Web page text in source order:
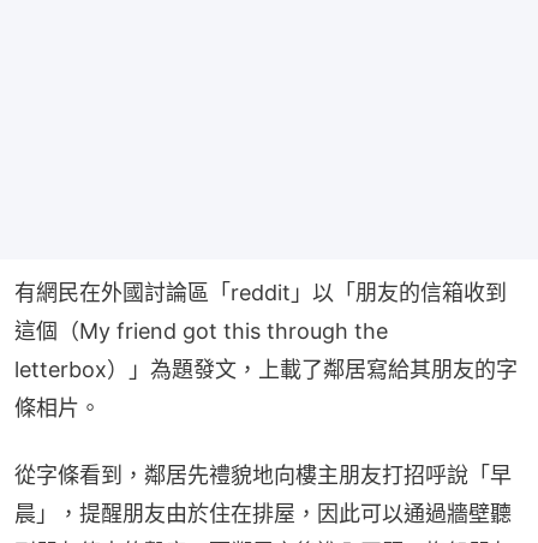
有網民在外國討論區「reddit」以「朋友的信箱收到
這個（My friend got this through the
letterbox）」為題發文，上載了鄰居寫給其朋友的字
條相片。
從字條看到，鄰居先禮貌地向樓主朋友打招呼說「早
晨」，提醒朋友由於住在排屋，因此可以通過牆壁聽